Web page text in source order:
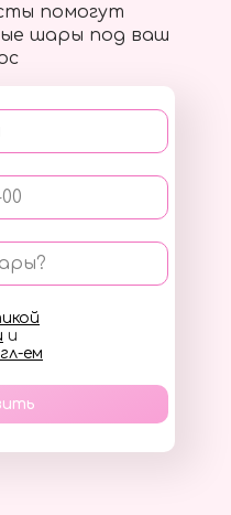
помогут
шары под ваш
и
ем